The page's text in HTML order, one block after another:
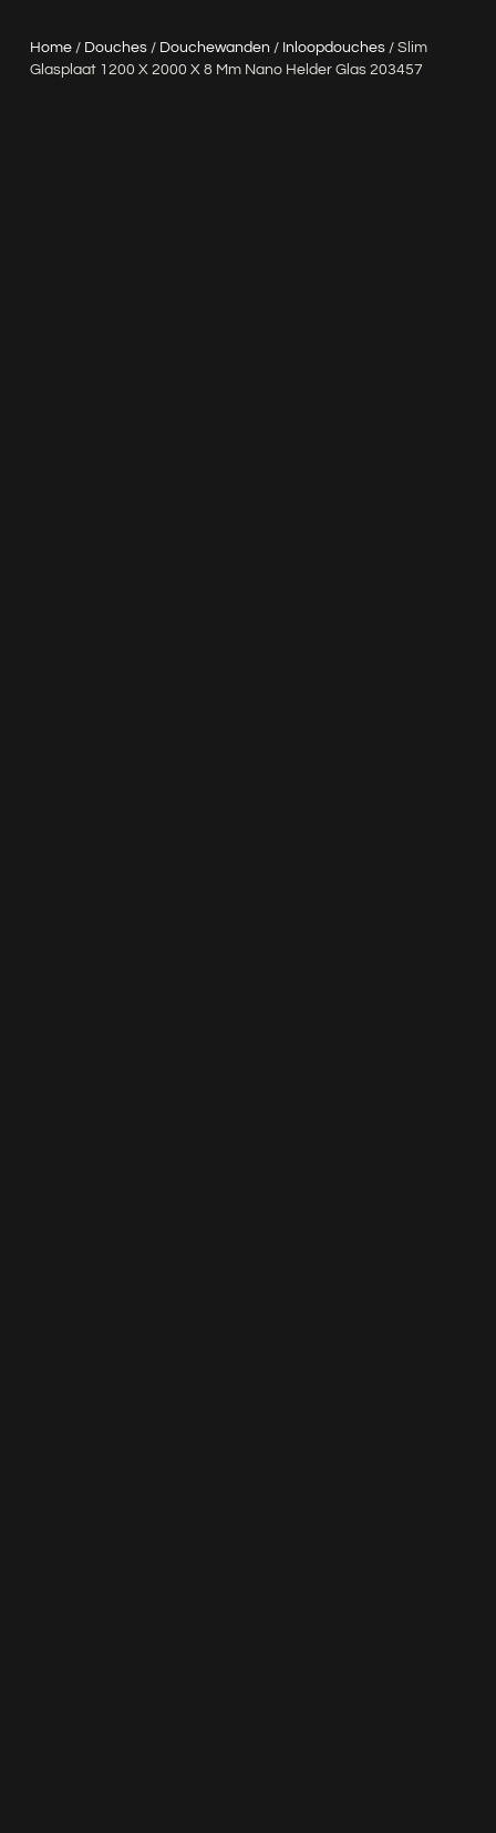
Home/ Douches/ Douchewanden / Inloopdouches/ Slim
Glasplaat 1200 X 2000 X 8 Mm Nano Helder Glas 203457